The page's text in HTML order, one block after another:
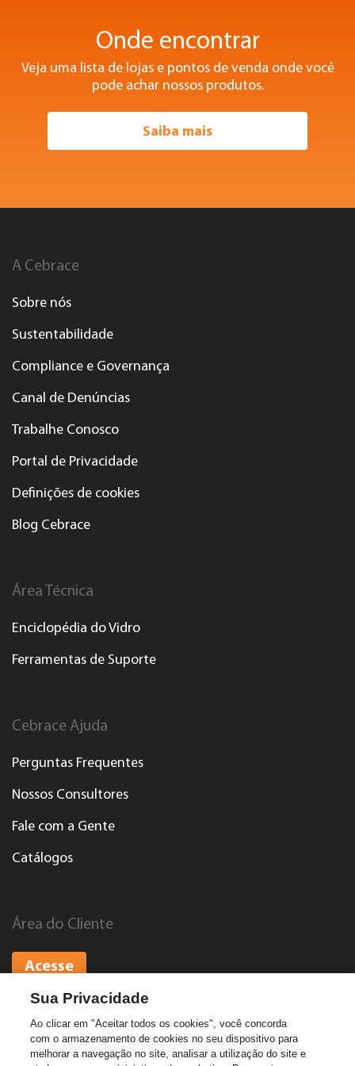
Onde encontrar
Veja uma lista de lojas e pontos de venda onde você
pode achar nossos produtos.
Saiba mais
A Cebrace
Sobre nós
Sustentabilidade
Compliance e Governança
Canal de Denúncias
Trabalhe Conosco
Portal de Privacidade
Definições de cookies
Blog Cebrace
Área Técnica
Enciclopédia do Vidro
Ferramentas de Suporte
Cebrace Ajuda
Perguntas Frequentes
Nossos Consultores
Fale com a Gente
Catálogos
Área do Cliente
Acesse
© Cebrace. Todos os direitos reservados.
Sua Privacidade
Ao clicar em "Aceitar todos os cookies", você concorda
com o armazenamento de cookies no seu dispositivo para
melhorar a navegação no site, analisar a utilização do site e